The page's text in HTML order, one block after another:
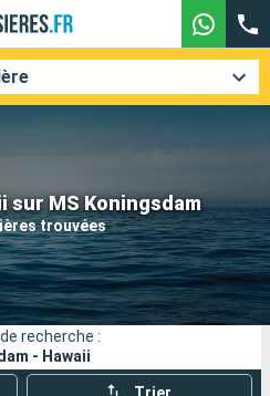
sur MS Koningsdam
trouvées
Compagnies
recherche :
- Hawaii